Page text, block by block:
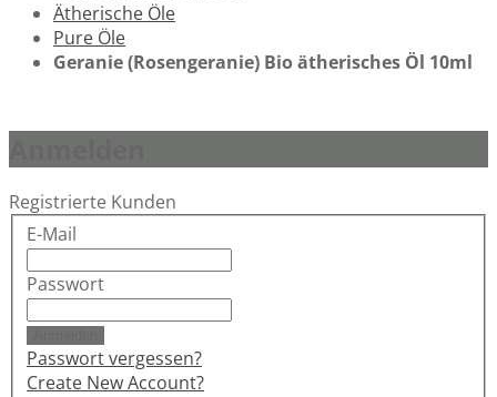
Ätherische Öle
Pure Öle
Geranie (Rosengeranie) Bio ätherisches Öl 10ml
Registrierte Kunden
E-Mail
Passwort
Passwort vergessen?
Create New Account?